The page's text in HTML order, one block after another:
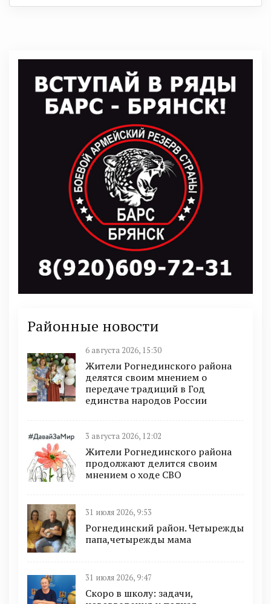
Районные новости
6 августа 2026, 15:30
Жители Рогнединского района
делятся своим мнением о
передаче традиций в Год
единства народов России
3 августа 2026, 12:02
Жители Рогнединского района
продолжают делится своим
мнением о ходе СВО
31 июля 2026, 9:53
Рогнединский район. Четырежды
папа,четырежды мама
31 июля 2026, 9:47
Скоро в школу: задачи,